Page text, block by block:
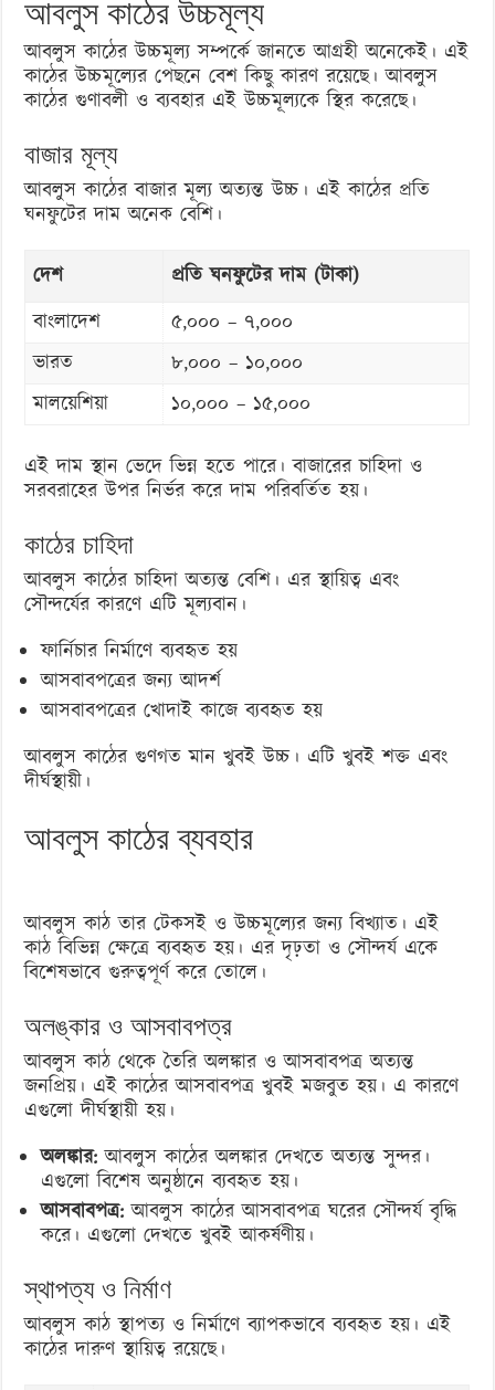
আবলুস কাঠের উচ্চমূল্য
আবলুস কাঠের উচ্চমূল্য সম্পর্কে জানতে আগ্রহী অনেকেই। এই
কাঠের উচ্চমূল্যের পেছনে বেশ কিছু কারণ রয়েছে। আবলুস
কাঠের গুণাবলী ও ব্যবহার এই উচ্চমূল্যকে স্থির করেছে।
বাজার মূল্য
আবলুস কাঠের বাজার মূল্য অত্যন্ত উচ্চ। এই কাঠের প্রতি
ঘনফুটের দাম অনেক বেশি।
দেশ
প্রতি ঘনফুটের দাম (টাকা)
বাংলাদেশ
৫,০০০ – ৭,০০০
ভারত
৮,০০০ – ১০,০০০
মালয়েশিয়া
১০,০০০ – ১৫,০০০
এই দাম স্থান ভেদে ভিন্ন হতে পারে। বাজারের চাহিদা ও
সরবরাহের উপর নির্ভর করে দাম পরিবর্তিত হয়।
কাঠের চাহিদা
আবলুস কাঠের চাহিদা অত্যন্ত বেশি। এর স্থায়িত্ব এবং
সৌন্দর্যের কারণে এটি মূল্যবান।
ফার্নিচার নির্মাণে ব্যবহৃত হয়
আসবাবপত্রের জন্য আদর্শ
আসবাবপত্রের খোদাই কাজে ব্যবহৃত হয়
আবলুস কাঠের গুণগত মান খুবই উচ্চ। এটি খুবই শক্ত এবং
দীর্ঘস্থায়ী।
আবলুস কাঠের ব্যবহার
আবলুস কাঠ তার টেকসই ও উচ্চমূল্যের জন্য বিখ্যাত। এই
কাঠ বিভিন্ন ক্ষেত্রে ব্যবহৃত হয়। এর দৃঢ়তা ও সৌন্দর্য একে
বিশেষভাবে গুরুত্বপূর্ণ করে তোলে।
অলঙ্কার ও আসবাবপত্র
আবলুস কাঠ থেকে তৈরি অলঙ্কার ও আসবাবপত্র অত্যন্ত
জনপ্রিয়। এই কাঠের আসবাবপত্র খুবই মজবুত হয়। এ কারণে
এগুলো দীর্ঘস্থায়ী হয়।
অলঙ্কার: আবলুস কাঠের অলঙ্কার দেখতে অত্যন্ত সুন্দর।
এগুলো বিশেষ অনুষ্ঠানে ব্যবহৃত হয়।
আসবাবপত্র: আবলুস কাঠের আসবাবপত্র ঘরের সৌন্দর্য বৃদ্ধি
করে। এগুলো দেখতে খুবই আকর্ষণীয়।
স্থাপত্য ও নির্মাণ
আবলুস কাঠ স্থাপত্য ও নির্মাণে ব্যাপকভাবে ব্যবহৃত হয়। এই
কাঠের দারুণ স্থায়িত্ব রয়েছে।